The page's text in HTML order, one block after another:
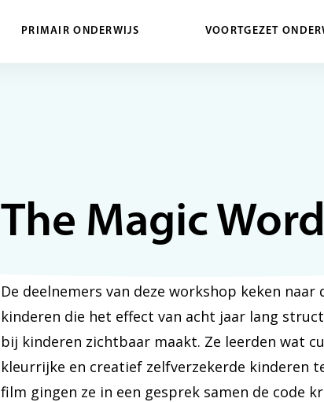
PRIMAIR ONDERWIJS VOORTGEZET
The Magic
De deelnemers van deze workshop keken
kinderen die het effect van acht jaar lang
bij kinderen zichtbaar maakt. Ze leerden wat
kleurrijke en creatief zelfverzekerde kinderen
film gingen ze in een gesprek samen de code